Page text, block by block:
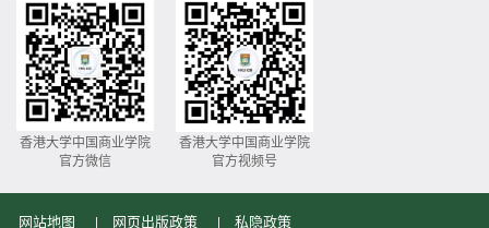
香港大学中国商业学院
官方微信
香港大学中国商业学院
官方视频号
网站地图 网页出版政策 私隐政策